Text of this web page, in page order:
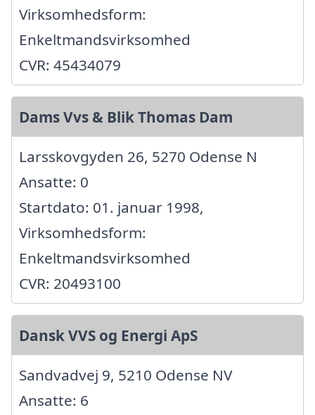
Virksomhedsform:
Enkeltmandsvirksomhed
CVR: 45434079
Dams Vvs & Blik Thomas Dam
Larsskovgyden 26, 5270 Odense N
Ansatte: 0
Startdato: 01. januar 1998,
Virksomhedsform:
Enkeltmandsvirksomhed
CVR: 20493100
Dansk VVS og Energi ApS
Sandvadvej 9, 5210 Odense NV
Ansatte: 6